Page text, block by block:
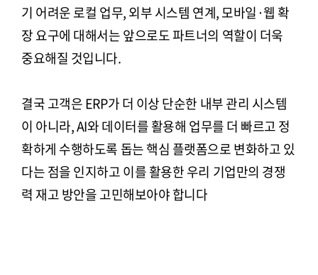
기 어려운 로컬 업무, 외부 시스템 연계, 모바일·웹 확
장 요구에 대해서는 앞으로도 파트너의 역할이 더욱
중요해질 것입니다.
결국 고객은 ERP가 더 이상 단순한 내부 관리 시스템
이 아니라, AI와 데이터를 활용해 업무를 더 빠르고 정
확하게 수행하도록 돕는 핵심 플랫폼으로 변화하고 있
다는 점을 인지하고 이를 활용한 우리 기업만의 경쟁
력 재고 방안을 고민해보아야 합니다